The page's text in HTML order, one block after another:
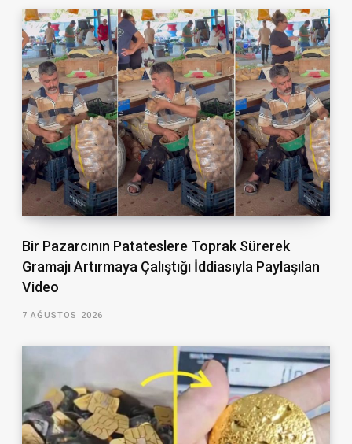
Bir Pazarcının Patateslere Toprak Sürerek
Gramajı Artırmaya Çalıştığı İddiasıyla Paylaşılan
Video
7 AĞUSTOS 2026